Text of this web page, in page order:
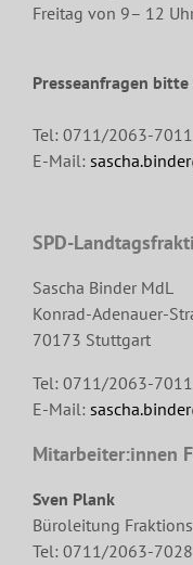
Freitag von 9– 12
Presseanfragen bitte
Tel: 0711/2063-7011
E-Mail:
SPD-
Sascha Binder MdL
Konrad-Adenauer-
70173 Stuttgart
Tel: 0711/2063-7011
E-Mail:
Mitarbeiter:innen
Sven Plank
Büroleitung
Tel: 0711/2063-7028